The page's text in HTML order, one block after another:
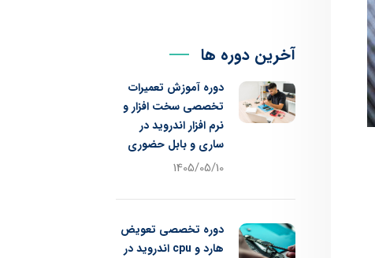
آخرین دوره ها
دوره آموزش تعمیرات
تخصصی سخت افزار و
نرم افزار اندروید در
ساری و بابل حضوری
1405/05/10
دوره تخصصی تعویض
هارد و cpu اندروید در